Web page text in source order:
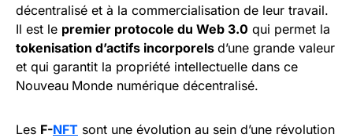
décentralisé et à la commercialisation de leur travail.
Il est le premier protocole du Web 3.0 qui permet la
tokenisation d’actifs incorporels d’une grande valeur
et qui garantit la propriété intellectuelle dans ce
Nouveau Monde numérique décentralisé.
Les F-NFT sont une évolution au sein d’une révolution